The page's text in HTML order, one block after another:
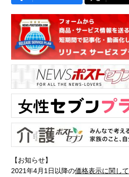
【お知らせ】
2021年4月1日以降の価格表示に関して